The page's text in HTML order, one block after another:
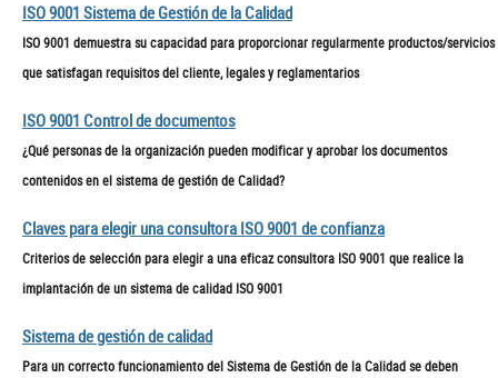
ISO 9001 Sistema de Gestión de la Calidad
ISO 9001 demuestra su capacidad para proporcionar regularmente productos/servicios
que satisfagan requisitos del cliente, legales y reglamentarios
ISO 9001 Control de documentos
¿Qué personas de la organización pueden modificar y aprobar los documentos
contenidos en el sistema de gestión de Calidad?
Claves para elegir una consultora ISO 9001 de confianza
Criterios de selección para elegir a una eficaz consultora ISO 9001 que realice la
implantación de un sistema de calidad ISO 9001
Sistema de gestión de calidad
Para un correcto funcionamiento del Sistema de Gestión de la Calidad se deben